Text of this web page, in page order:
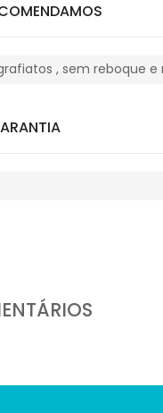
, sem reboque